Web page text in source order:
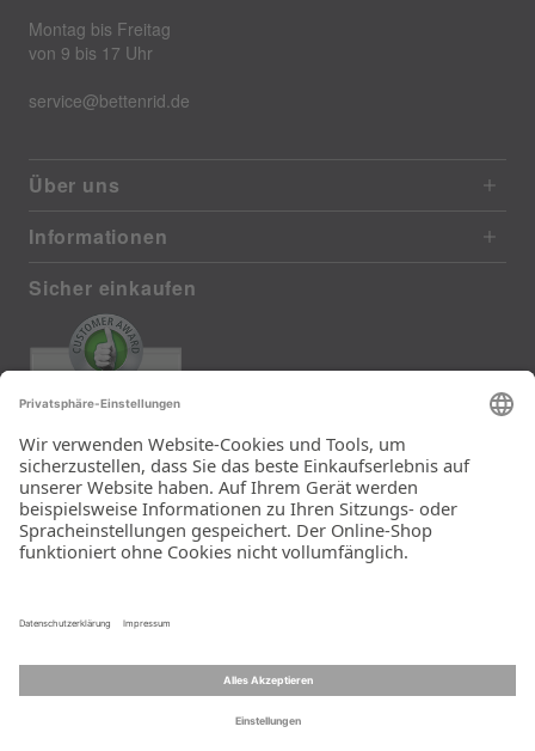
Montag bis Freitag
von 9 bis 17 Uhr
service@bettenrid.de
Über uns
Informationen
Sicher einkaufen
385 reviews from real customers
(last 12 months)
Total: 11283
Die Auswahl und die
Einfachheit der
Bestellung.